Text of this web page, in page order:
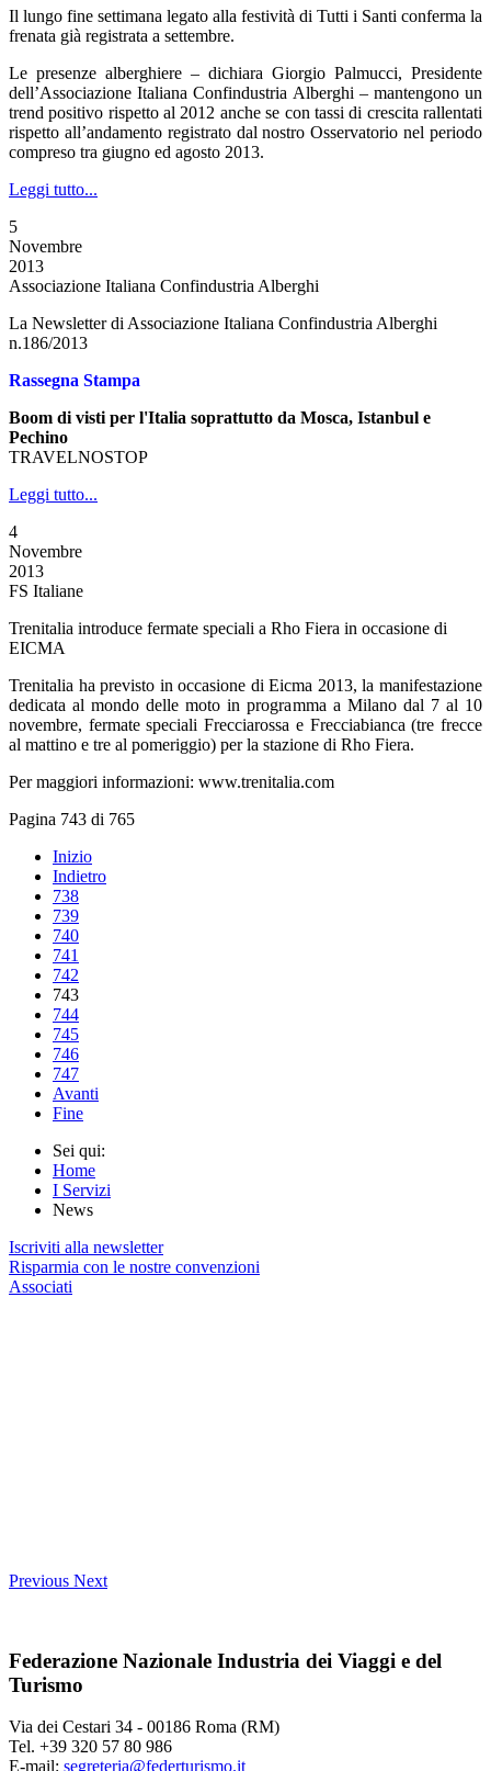
Il lungo fine settimana legato alla festività di Tutti i Santi conferma la
frenata già registrata a settembre.
Le presenze alberghiere – dichiara Giorgio Palmucci, Presidente
dell’Associazione Italiana Confindustria Alberghi – mantengono un
trend positivo rispetto al 2012 anche se con tassi di crescita rallentati
rispetto all’andamento registrato dal nostro Osservatorio nel periodo
compreso tra giugno ed agosto 2013.
Leggi tutto...
5
Novembre
2013
Associazione Italiana Confindustria Alberghi
La Newsletter di Associazione Italiana Confindustria Alberghi
n.186/2013
Rassegna Stampa
Boom di visti per l'Italia soprattutto da Mosca, Istanbul e
Pechino
TRAVELNOSTOP
Leggi tutto...
4
Novembre
2013
FS Italiane
Trenitalia introduce fermate speciali a Rho Fiera in occasione di
EICMA
Trenitalia ha previsto in occasione di Eicma 2013, la manifestazione
dedicata al mondo delle moto in programma a Milano dal 7 al 10
novembre, fermate speciali Frecciarossa e Frecciabianca (tre frecce
al mattino e tre al pomeriggio) per la stazione di Rho Fiera.
Per maggiori informazioni: www.trenitalia.com
Pagina 743 di 765
Inizio
Indietro
738
739
740
741
742
743
744
745
746
747
Avanti
Fine
Sei qui:
Home
I Servizi
News
Iscriviti alla newsletter
Risparmia con le nostre convenzioni
Associati
Previous Next
Federazione Nazionale Industria dei Viaggi e del
Turismo
Via dei Cestari 34 - 00186 Roma (RM)
Tel. +39 320 57 80 986
E-mail: segreteria@federturismo.it